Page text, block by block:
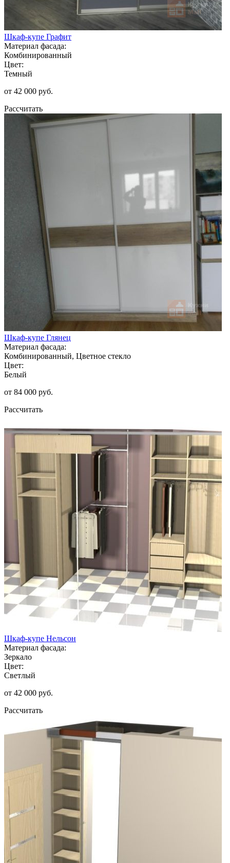
Шкаф-купе Графит
Материал фасада:
Комбинированный
Цвет:
Темный
от 42 000 руб.
Рассчитать
Шкаф-купе Глянец
Материал фасада:
Комбинированный, Цветное стекло
Цвет:
Белый
от 84 000 руб.
Рассчитать
Шкаф-купе Нельсон
Материал фасада:
Зеркало
Цвет:
Светлый
от 42 000 руб.
Рассчитать